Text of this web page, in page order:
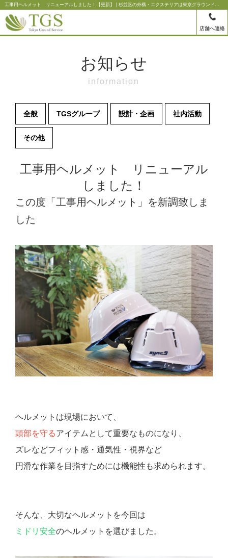
工事用ヘルメット リニューアルしました！【更新】 | 杉並区の外構・エクステリアは東京グラウンドサービス
店舗へ連絡
お知らせ
information
全般 TGSグループ 設計・企画 社内活動
その他
工事用ヘルメット リニューアル
しました！
この度「工事用ヘルメット」を新調致しま
した
ヘルメットは現場において、
頭部を守るアイテムとして重要なものになり、
ズレなどフィット感・通気性・視界など
円滑な作業を目指すためには機能性も求められます。
そんな、大切なヘルメットを今回は
ミドリ安全のヘルメットを選びました。